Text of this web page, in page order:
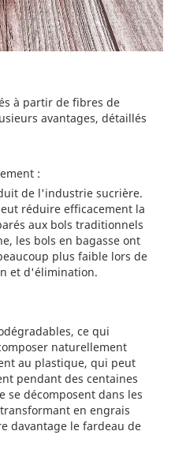
à partir de fibres de
avantages, détaillés
:
de l'industrie sucrière.
réduire efficacement la
aux bols traditionnels
les bols en bagasse ont
plus faible lors de
et d'élimination.
ce qui
naturellement
au plastique, qui peut
pendant des centaines
se décomposent dans les
en engrais
davantage le fardeau de